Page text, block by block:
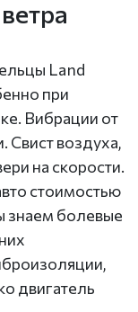
Land
при
Вибрации от
Свист воздуха,
на скорости.
стоимостью
знаем болевые
двигатель